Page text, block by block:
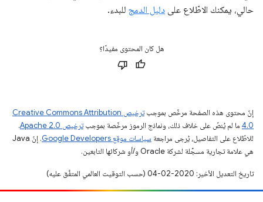
حالي، يمكنك الاطّلاع على دليل الدمج للبدء.
هل كان المحتوى مفيدًا؟
إنّ محتوى هذه الصفحة مرخّص بموجب
ترخيص Creative Commons Attribution
4.0‏ ما لم يُنصّ على خلاف ذلك، ونماذج الرموز مرخّصة بموجبترخيص Apache 2.0‏
.
للاطّلاع على التفاصيل، يُرجى مراجعة سياسات موقع Google Developers‏
. إنّ Java
هي علامة تجارية مسجَّلة لشركة Oracle و/أو شركائها التابعين.
تاريخ التعديل الأخير: 2020-02-04 (حسب التوقيت العالمي المتفَّق عليه)